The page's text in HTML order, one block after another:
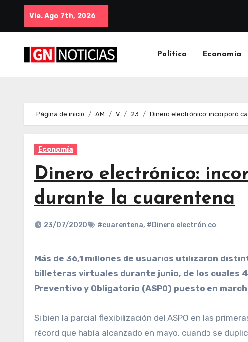
Vie. Ago 7th, 2026
Política Economia
Página de inicio AM V 23 Dinero electrónico: incorporó
Economía
Dinero electrónico:
durante la cuarentena
23/07/2020 #cuarentena, #Dinero electrónico
Más de 36,1 millones de usuarios utilizaron distintas plataformas para realizar pagos, transferencias, depósitos o carga de de dinero en
billeteras virtuales durante junio, de los cuales
Preventivo y Obligatorio (ASPO) puesto en
Si bien la parcial flexibilización del ASPO en las
récord que había alcanzado en mayo, cuando se